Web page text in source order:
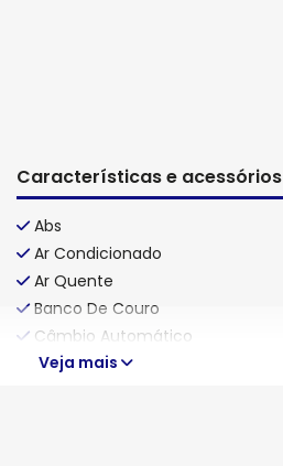
Características e acessórios
Abs
Ar Condicionado
Ar Quente
Banco De Couro
Câmbio Automático
Veja mais